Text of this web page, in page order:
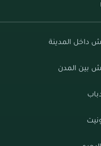
داخل المدينة
بين المدن